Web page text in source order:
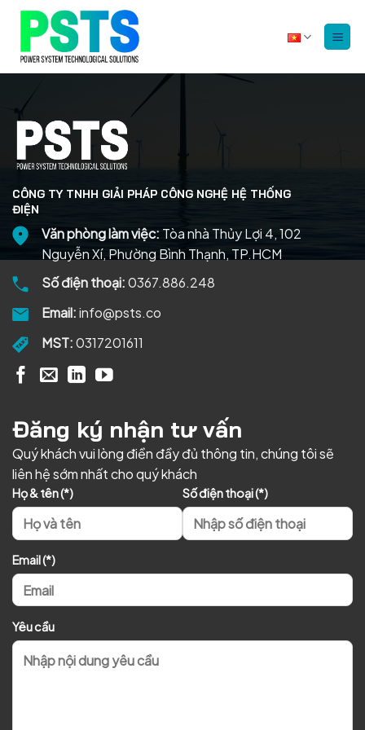
dung
CÔNG TY TNHH GIẢI PHÁP CÔNG NGHỆ HỆ THỐNG
ĐIỆN
Văn phòng làm việc: Tòa nhà Thủy Lợi 4, 102
Nguyễn Xí, Phường Bình Thạnh, TP.HCM
Số điện thoại:0367.886.248
Email:info@psts.co
MST:0317201611
Đăng ký nhận tư vấn
Quý khách vui lòng điền đầy đủ thông tin, chúng tôi sẽ
liên hệ sớm nhất cho quý khách
Họ & tên (*) Số điện thoại (*)
Email (*)
Yêu cầu